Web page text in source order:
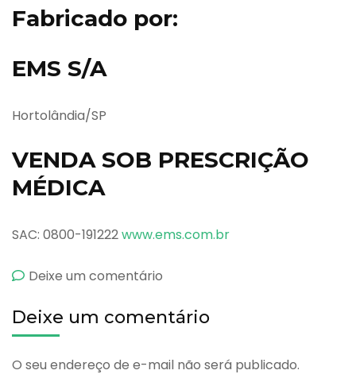
Fabricado por:
EMS S/A
Hortolândia/SP
VENDA SOB PRESCRIÇÃO
MÉDICA
SAC: 0800-191222www.ems.com.br
Deixe um comentário
5
Deixe um comentário
O seu endereço de e-mail não será publicado.